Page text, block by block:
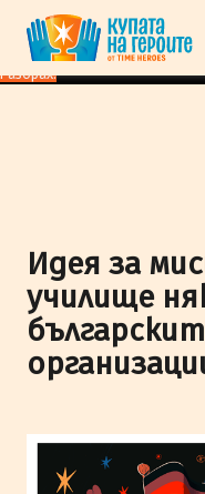
"Купата на героите" от
добро представяне на
повече
Разбрах!
Идея за
училище